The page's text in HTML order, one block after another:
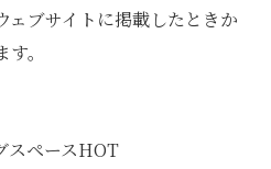
ェブサイトに掲載したときか
。
スペースHOT